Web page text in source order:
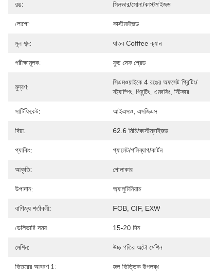
রঙ: সিলভার/সোনা/কাস্টমাইজড
লোগো: কাস্টমাইজড
মূল শব্দ: ধাতব Cofffee ক্যান
পরীক্ষামূলক: ফুড সেফ গ্রেড
মুদ্রণ:
সিএমওয়াইকে 4 রঙের অফসেট প্রিন্টিং/
স্ট্যাম্পিং, প্রিন্টিং, এমবসিং, স্টিকার
সার্টিফিকেট: আইএসও, এসজিএস
দিয়া: 62.6 মিমি/কাস্টম্রাইজড
প্যাকিং: প্যালেট/পলিব্যাগ/কার্টন
আকৃতি: গোলাকার
উপাদান: অ্যালুমিনিয়াম
বাণিজ্য শর্তাবলী: FOB, CIF, EXW
ডেলিভারি সময়: 15-20 দিন
মেশিন: উচ্চ গতির অটো মেশিন
ভিতরের আবরণ 1: জল ভিত্তিক উপলব্ধ